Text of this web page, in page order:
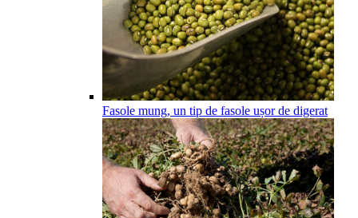
Fasole mung, un tip de fasole ușor de digerat